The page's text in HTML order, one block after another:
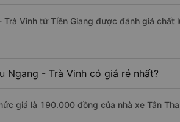
Trà Vinh từ Tiền Giang được đánh giá
Ngang - Trà Vinh có giá rẻ nhất?
giá là 190.000 đồng của nhà xe Tân